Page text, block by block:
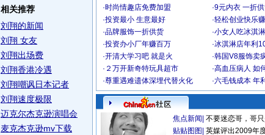
相关推荐
刘翔的新闻
刘翔 女友
刘翔出场费
刘翔香港冷遇
刘翔嘲讽日本记者
刘翔速度极限
迈克尔杰克逊演唱会
麦克杰克逊mv下载
·时尚情趣店免费加盟 ·9元内衣 一折
·投资最小 生意最好 ·轻松创业快乐
·品牌服饰一折供货 ·小女人吃冰淇
·投资办小厂年赚百万 ·冰淇淋店年利
·开清大学习吧 就是火 ·韩国V8服饰卖
· ２万开新奇特玩具超市 ·高血压病人 如
·尊重遇难遗体深埋代替火化 ·六毛钱成本 年
焦点新闻 不要迷恋哥，哥
贴贴图图 英媒评出2009年